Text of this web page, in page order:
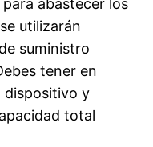
abastecer los
utilizarán
suministro
tener en
dispositivo y
total